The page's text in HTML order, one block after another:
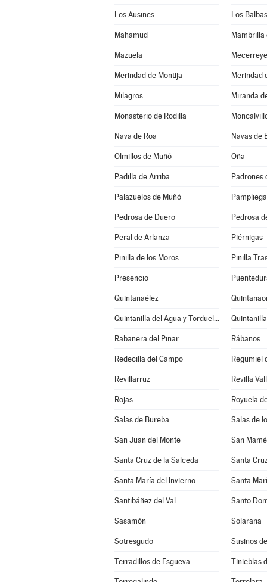
Los Ausines Los
Mahamud Mambrilla
Mazuela
Merindad de Montija Merindad
Milagros Miranda
Monasterio de Rodilla
Nava de Roa Navas de
Olmillos de Muñó Oña
Padilla de Arriba Padrones
Palazuelos de Muñó Pampliega
Pedrosa de Duero Pedrosa
Peral de Arlanza Piérnigas
Pinilla de los Moros Pinilla
Presencio
Quintanaélez
Quintanilla del Agua y Tordueles
Rabanera del Pinar Rábanos
Redecilla del Campo Regumiel
Revillarruz Revilla
Rojas Royuela
Salas de Bureba Salas de
San Juan del Monte San
Santa Cruz de la Salceda Santa
Santa María del Invierno Santa
Santibáñez del Val Santo
Sasamón Solarana
Sotresgudo Susinos
Terradillos de Esgueva Tinieblas